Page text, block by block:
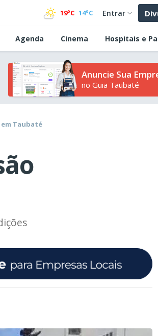
19ºC 14ºC Entrar
Agenda Cinema Hospitais e
Anuncie Sua
no Guia Taubaté
Taubaté